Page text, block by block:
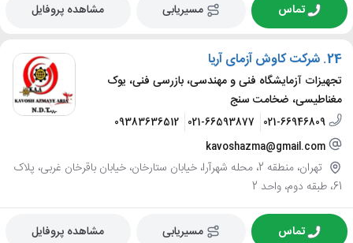
تماس مسیریابی مشاهده پروفایل
24. شرکت کاوش آزمای آریا
تجهیزات آزمایشگاه فنی و مهندسی، بازرسی فنی، یوک
مغناطیسی، ضخامت سنج
021-66946809
021-66593877
09383636512
kavoshazma@gmail.com
تهران، منطقه 2، محله شهرآرا، خیابان ستارخان، خیابان باقرخان غربی، پلاک
61، طبقه دوم، واحد 2
تماس مسیریابی مشاهده پروفایل